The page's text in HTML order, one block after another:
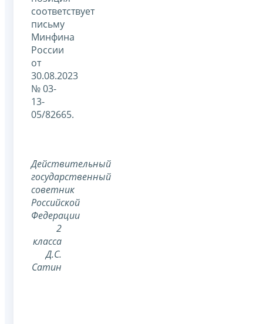
соответствует
письму
Минфина
России
от
30.08.2023
№ 03-
13-
05/82665.
Действительный
государственный
советник
Российской
Федерации
2
класса
Д.С.
Сатин